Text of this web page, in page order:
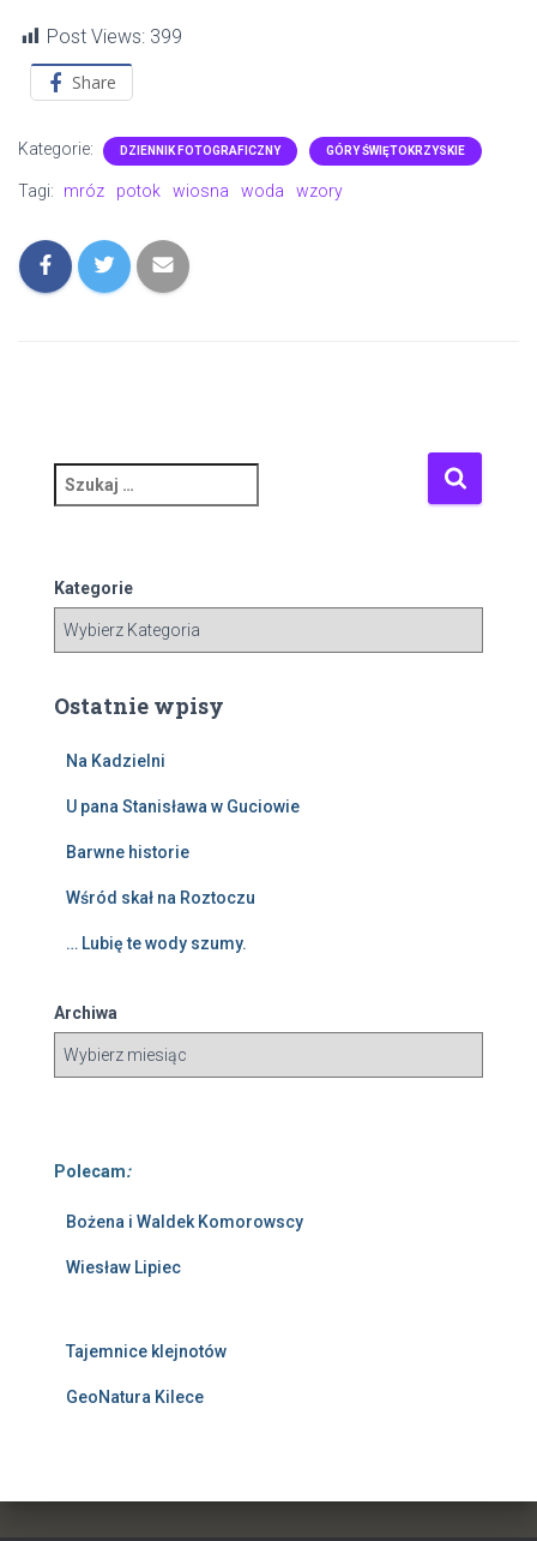
Post Views: 399
Share
Kategorie: DZIENNIK FOTOGRAFICZNY GÓRY ŚWIĘTOKRZYSKIE
Tagi: mróz potok wiosna woda wzory
z
a
j
Kategorie
Ostatnie wpisy
Na Kadzielni
U pana Stanisława w Guciowie
Barwne historie
Wśród skał na Roztoczu
… Lubię te wody szumy.
Archiwa
Polecam:
Bożena i Waldek Komorowscy
Wiesław Lipiec
Tajemnice klejnotów
GeoNatura Kilece